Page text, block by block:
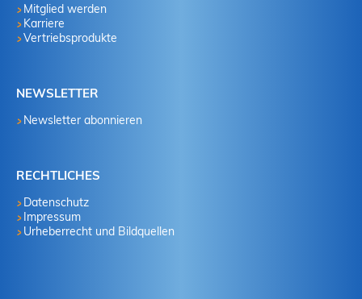
Mitglied werden
Karriere
Vertriebsprodukte
NEWSLETTER
Newsletter abonnieren
RECHTLICHES
Datenschutz
Impressum
Urheberrecht und Bildquellen